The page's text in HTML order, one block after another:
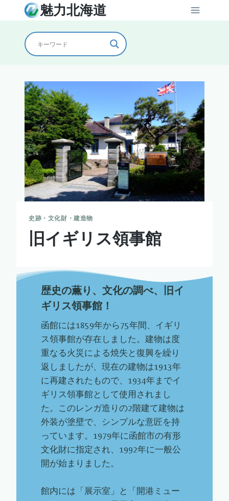
魅力北海道
史跡・文化財・建造物
旧イギリス領事館
歴史の薫り、文化の調べ、旧イ
ギリス領事館！
函館には1859年から75年間、イギリ
ス領事館が存在しました。建物は度
重なる火災による焼失と復興を繰り
返しましたが、現在の建物は1913年
に再建されたもので、1934年までイ
ギリス領事館として使用されまし
た。このレンガ造りの2階建て建物は
外装が塗壁で、シンプルな意匠を持
っています。1979年に函館市の有形
文化財に指定され、1992年に一般公
開が始まりました。
館内には「展示室」と「開港ミュー